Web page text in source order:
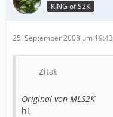
KING of S2K
25. September 2008 um 19:43
Zitat
Original von MLS2K
hi,